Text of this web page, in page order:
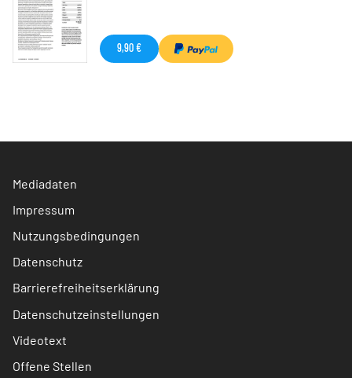
9,90 €
Mediadaten
Impressum
Nutzungsbedingungen
Datenschutz
Barrierefreiheitserklärung
Datenschutzeinstellungen
Videotext
Offene Stellen